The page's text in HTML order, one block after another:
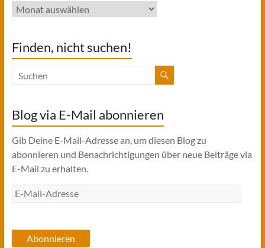
Archiv
Finden, nicht suchen!
Blog via E-Mail abonnieren
Gib Deine E-Mail-Adresse an, um diesen Blog zu
abonnieren und Benachrichtigungen über neue Beiträge via
E-Mail zu erhalten.
E-
Abonnieren